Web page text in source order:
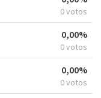
0 votos
0,00%
0 votos
0,00%
0 votos